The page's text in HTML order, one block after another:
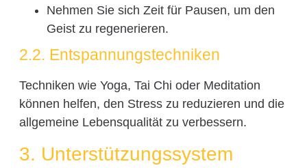
Nehmen Sie sich Zeit für Pausen, um den
Geist zu regenerieren.
2.2. Entspannungstechniken
Techniken wie Yoga, Tai Chi oder Meditation
können helfen, den Stress zu reduzieren und die
allgemeine Lebensqualität zu verbessern.
3. Unterstützungssystem